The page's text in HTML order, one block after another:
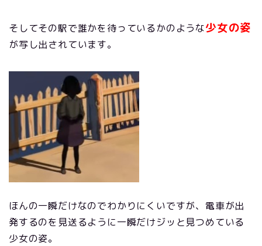
そしてその駅で誰かを待っているかのような少女の姿
が写し出されています。
ほんの一瞬だけなのでわかりにくいですが、電車が出
発するのを見送るように一瞬だけジッと見つめている
少女の姿。